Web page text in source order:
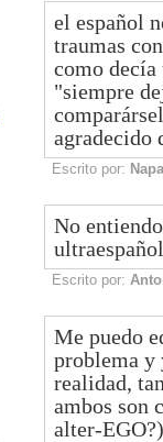
el español
traumas
como
"siempre
agradecido
Escrito por:
No
Escrito por:
Me puedo
problema y
realidad,
ambos son
alter-EGO?)